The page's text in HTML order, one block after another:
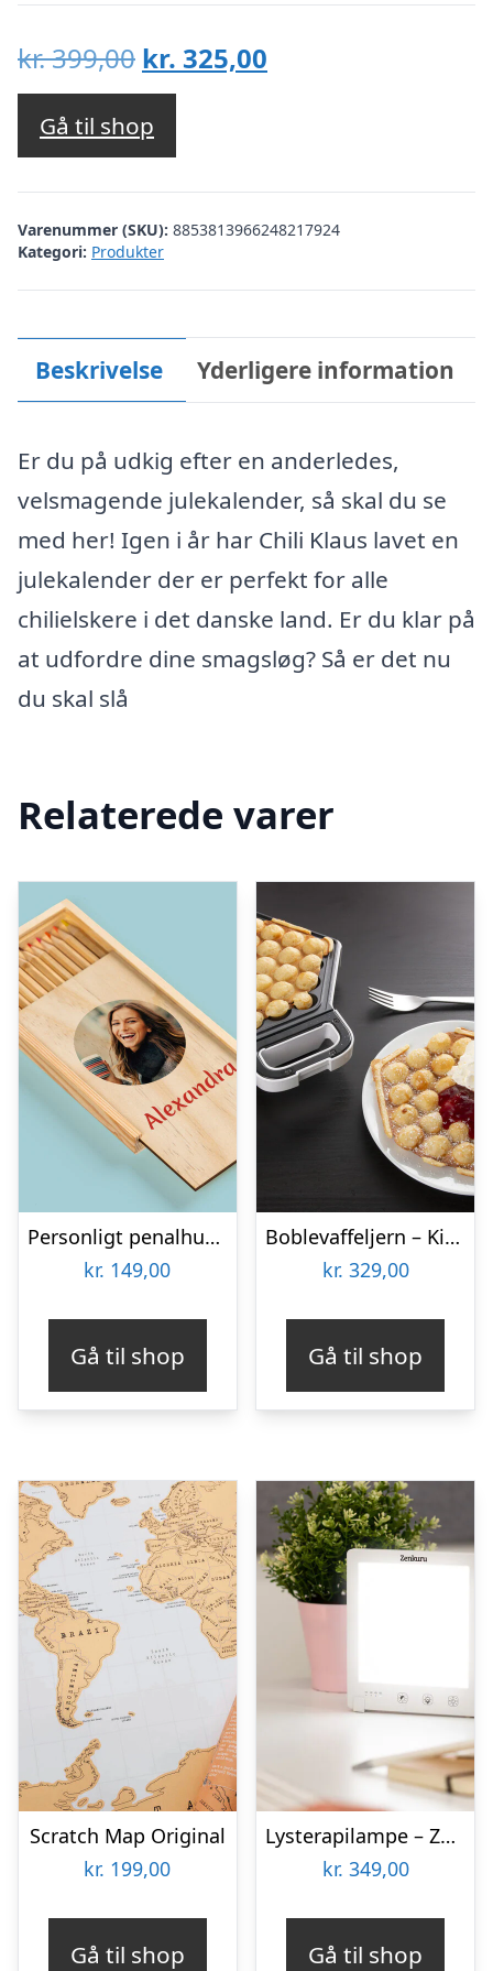
kr.399,00 Den
oprindelige
pris
var:
kr. 399,00.
kr. 325,00
kr. 325,00.
Gå til shop
Varenummer (SKU): 8853813966248217924
Kategori: Produkter
Beskrivelse Yderligere information
Er du på udkig efter en anderledes,
velsmagende julekalender, så skal du se
med her! Igen i år har Chili Klaus lavet en
julekalender der er perfekt for alle
chilielskere i det danske land. Er du klar på
at udfordre dine smagsløg? Så er det nu
du skal slå
Relaterede varer
Personligt penalhus med foto & tekst
kr. 149,00
Gå til shop
Boblevaffeljern – KitchPro
kr. 329,00
Gå til shop
Scratch Map Original
kr. 199,00
Gå til shop
Lysterapilampe – Zenkuru
kr. 349,00
Gå til shop